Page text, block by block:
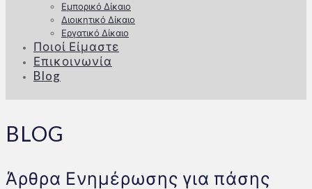
Εμπορικό Δίκαιο
Διοικητικό Δίκαιο
Εργατικό Δίκαιο
Ποιοί Είμαστε
Επικοινωνία
Blog
BLOG
Άρθρα Ενημέρωσης για πάσης